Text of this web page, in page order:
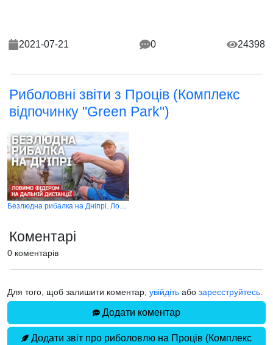
2021-07-21 0 24398
Риболовні звіти з Проців (Комплекс
відпочинку "Green Park")
Коментарі
0 коментарів
Для того, щоб залишити коментар, увійдіть або зареєструйтесь
Додати коментар
Додати звіт про риболовлю на Проців (Комплекс